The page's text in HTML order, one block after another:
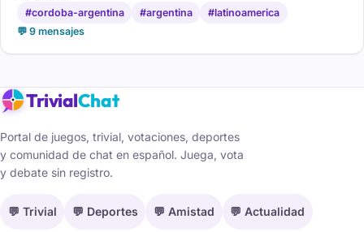
#cordoba-argentina #argentina
#latinoamerica
💬 9 mensajes
TrivialChat
Portal de juegos, trivial, votaciones, deportes
y comunidad de chat en español. Juega, vota
y debate sin registro.
💬 Trivial 💬 Deportes 💬 Amistad 💬 Actualidad